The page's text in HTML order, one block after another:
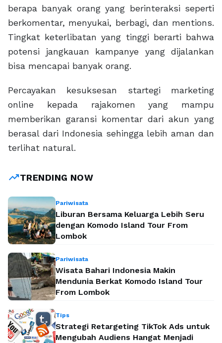
berapa banyak orang yang berinteraksi seperti
berkomentar, menyukai, berbagi, dan mentions.
Tingkat keterlibatan yang tinggi berarti bahwa
potensi jangkauan kampanye yang dijalankan
bisa mencapai banyak orang.
Percayakan kesuksesan startegi marketing
online kepada rajakomen yang mampu
memberikan garansi komentar dari akun yang
berasal dari Indonesia sehingga lebih aman dan
terlihat natural.
trending_upTRENDING NOW
Pariwisata
Liburan Bersama Keluarga Lebih Seru
dengan Komodo Island Tour From
Lombok
Pariwisata
Wisata Bahari Indonesia Makin
Mendunia Berkat Komodo Island Tour
From Lombok
Tips
Strategi Retargeting TikTok Ads untuk
Mengubah Audiens Hangat Menjadi